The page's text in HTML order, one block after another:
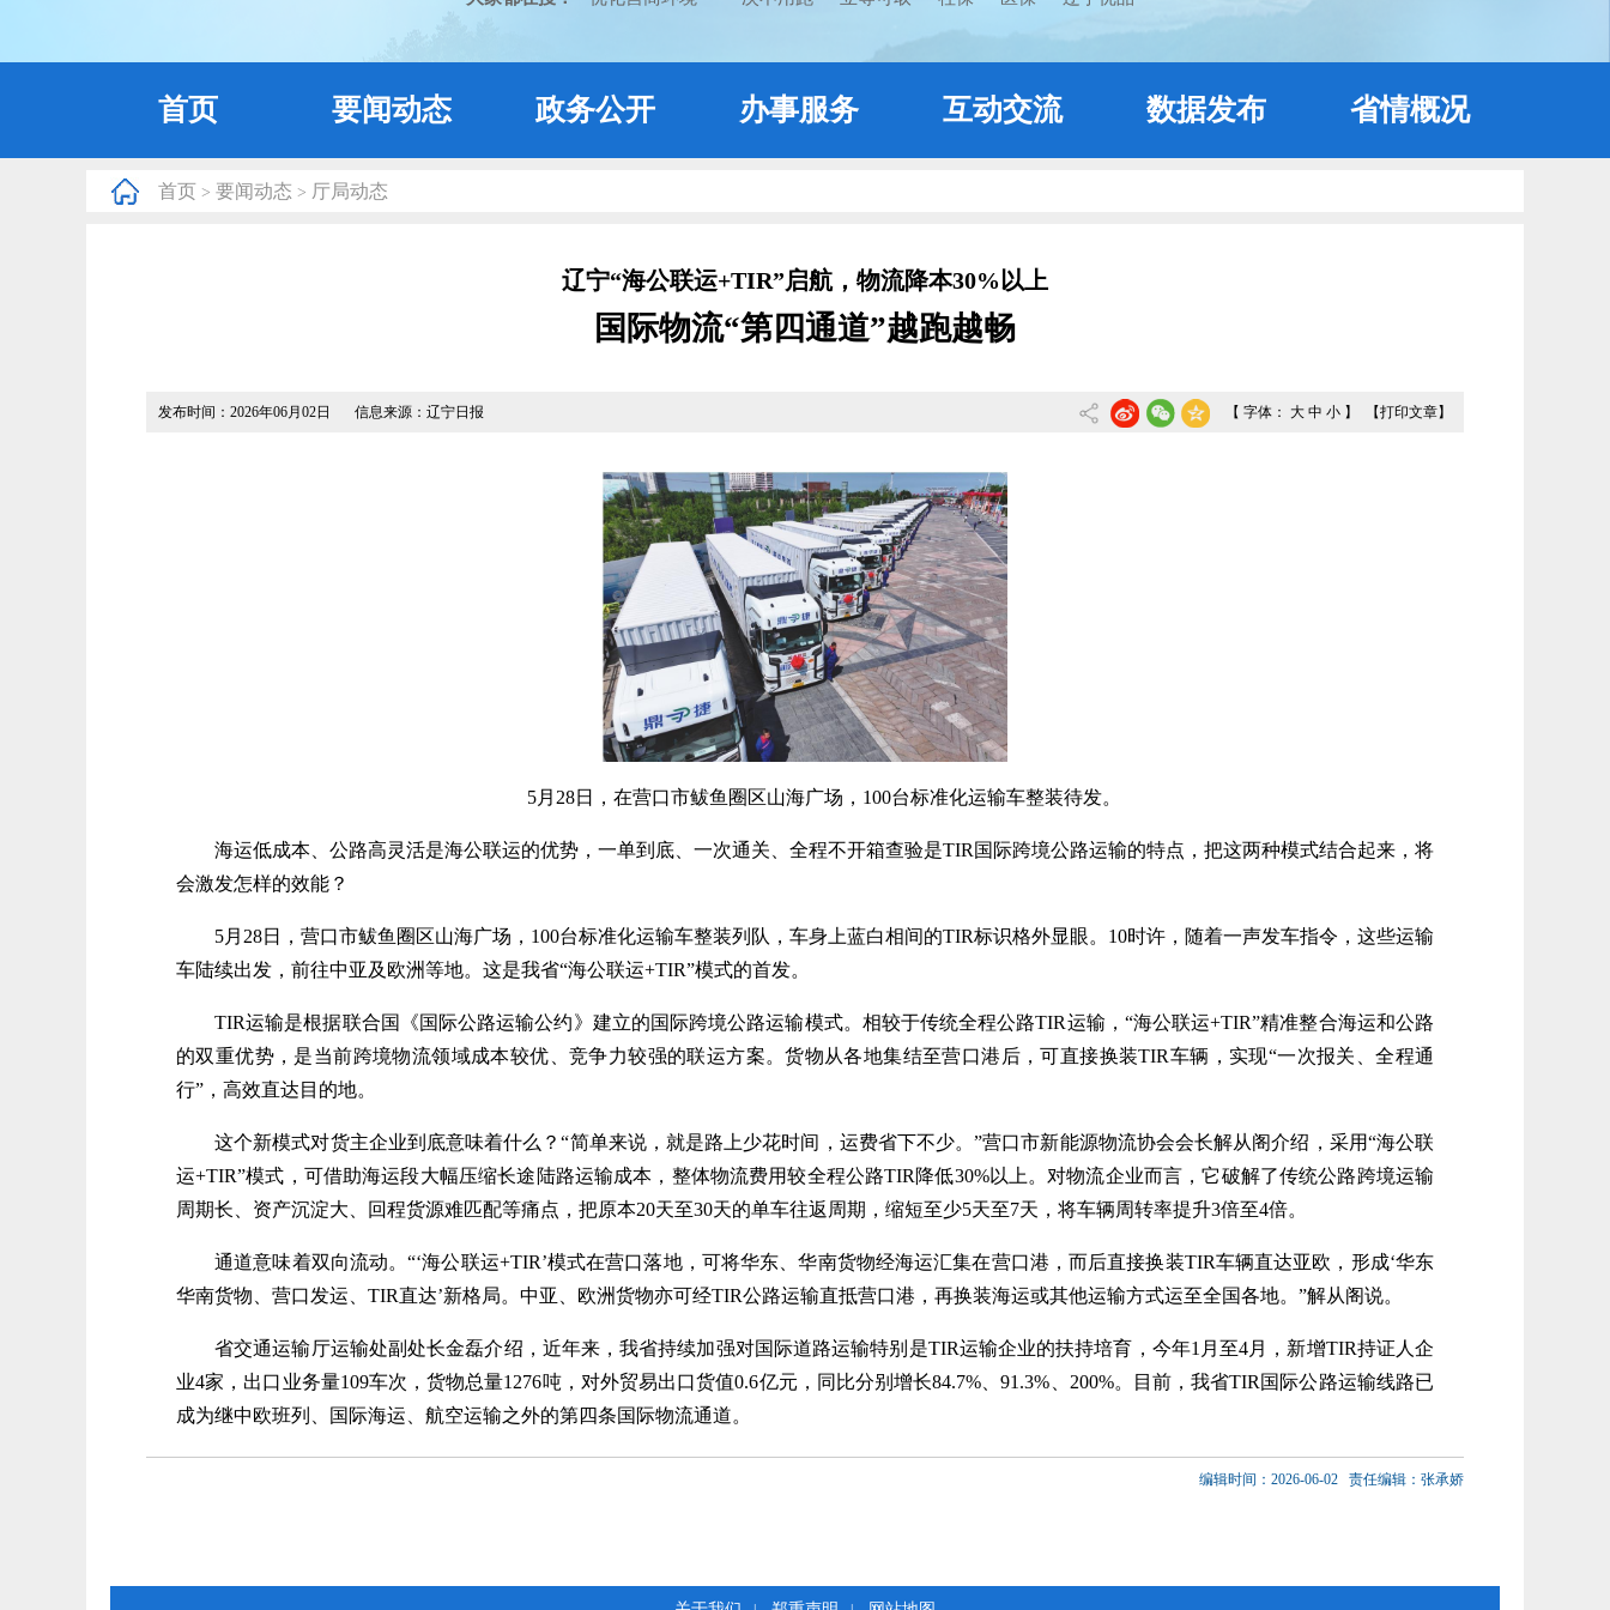
首页 要闻动态 政务公开 办事服务 互动交流 数据发布 省情概况
首页 > 要闻动态 > 厅局动态
辽宁“海公联运+TIR”启航，物流降本30%以上
国际物流“第四通道”越跑越畅
发布时间：2026年06月02日 信息来源：辽宁日报 【 字体： 大 中 小 】 【打印文章】
5月28日，在营口市鲅鱼圈区山海广场，100台标准化运输车整装待发。
海运低成本、公路高灵活是海公联运的优势，一单到底、一次通关、全程不开箱查验是TIR国际跨境公路运输的特点，把这两种模式结合起来，将
会激发怎样的效能？
5月28日，营口市鲅鱼圈区山海广场，100台标准化运输车整装列队，车身上蓝白相间的TIR标识格外显眼。10时许，随着一声发车指令，这些运输
车陆续出发，前往中亚及欧洲等地。这是我省“海公联运+TIR”模式的首发。
TIR运输是根据联合国《国际公路运输公约》建立的国际跨境公路运输模式。相较于传统全程公路TIR运输，“海公联运+TIR”精准整合海运和公路
的双重优势，是当前跨境物流领域成本较优、竞争力较强的联运方案。货物从各地集结至营口港后，可直接换装TIR车辆，实现“一次报关、全程通
行”，高效直达目的地。
这个新模式对货主企业到底意味着什么？“简单来说，就是路上少花时间，运费省下不少。”营口市新能源物流协会会长解从阁介绍，采用“海公联
运+TIR”模式，可借助海运段大幅压缩长途陆路运输成本，整体物流费用较全程公路TIR降低30%以上。对物流企业而言，它破解了传统公路跨境运输
周期长、资产沉淀大、回程货源难匹配等痛点，把原本20天至30天的单车往返周期，缩短至少5天至7天，将车辆周转率提升3倍至4倍。
通道意味着双向流动。“‘海公联运+TIR’模式在营口落地，可将华东、华南货物经海运汇集在营口港，而后直接换装TIR车辆直达亚欧，形成‘华东
华南货物、营口发运、TIR直达’新格局。中亚、欧洲货物亦可经TIR公路运输直抵营口港，再换装海运或其他运输方式运至全国各地。”解从阁说。
省交通运输厅运输处副处长金磊介绍，近年来，我省持续加强对国际道路运输特别是TIR运输企业的扶持培育，今年1月至4月，新增TIR持证人企
业4家，出口业务量109车次，货物总量1276吨，对外贸易出口货值0.6亿元，同比分别增长84.7%、91.3%、200%。目前，我省TIR国际公路运输线路已
成为继中欧班列、国际海运、航空运输之外的第四条国际物流通道。
编辑时间：2026-06-02 责任编辑：张承娇